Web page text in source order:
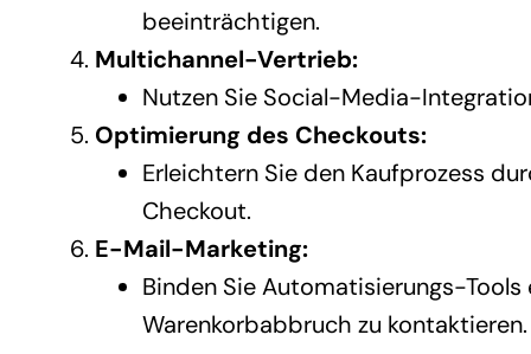
beeinträchtigen.
Multichannel-Vertrieb:
Nutzen Sie Social-Media-
Optimierung des Checkouts:
Erleichtern Sie den Kaufprozess
Checkout.
E-Mail-Marketing:
Binden Sie Automatisierungs-
Warenkorbabbruch zu kontaktieren.